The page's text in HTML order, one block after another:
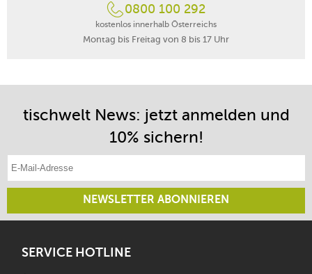
0800 100 292
kostenlos innerhalb Österreichs
Montag bis Freitag von 8 bis 17 Uhr
tischwelt News: jetzt anmelden und
10% sichern!
NEWSLETTER ABONNIEREN
SERVICE HOTLINE